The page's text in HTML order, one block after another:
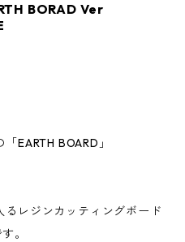
BORAD Ver
EARTH BOARD」
レジンカッティングボード
。